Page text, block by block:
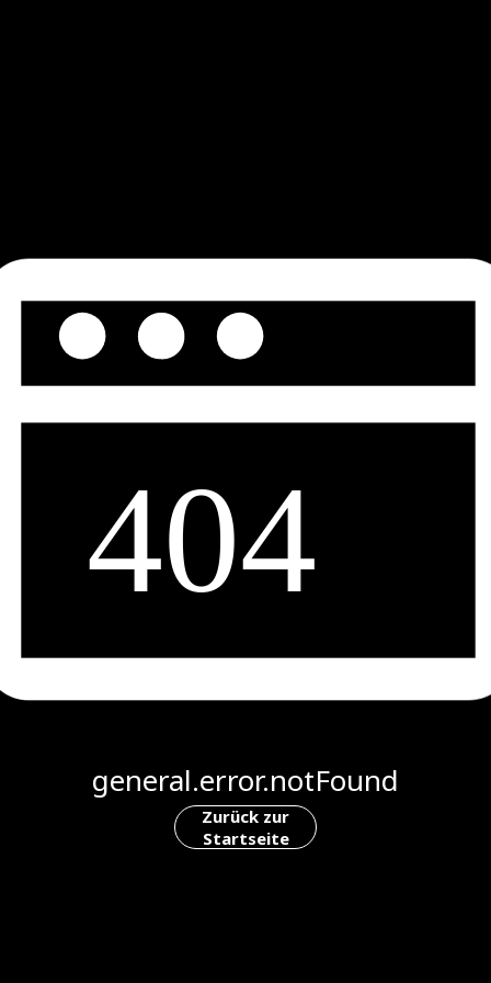
general.error.notFound
Zurück zur
Startseite